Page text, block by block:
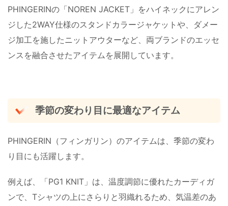
PHINGERINの「NOREN JACKET」をハイネックにアレン
ジした2WAY仕様のスタンドカラージャケットや、ダメー
ジ加工を施したニットアウターなど、両ブランドのエッセ
ンスを融合させたアイテムを展開しています。
季節の変わり目に最適なアイテム
PHINGERIN（フィンガリン）のアイテムは、季節の変わ
り目にも活躍します。
例えば、「PG1 KNIT」は、温度調節に優れたカーディガ
ンで、Tシャツの上にさらりと羽織れるため、気温差のあ